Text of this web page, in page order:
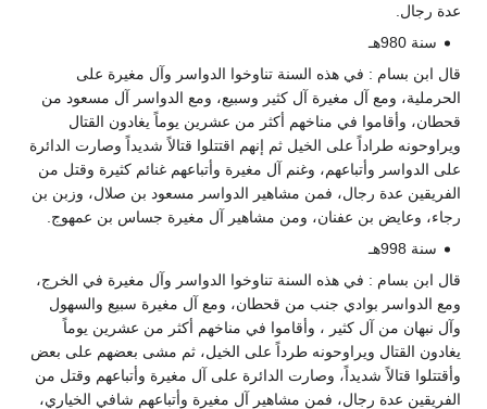
عدة رجال.
سنة 980هـ
قال ابن بسام : في هذه السنة تناوخوا الدواسر وآل مغيرة على
الحرملية، ومع آل مغيرة آل كثير وسبيع، ومع الدواسر آل مسعود من
قحطان، وأقاموا في مناخهم أكثر من عشرين يوماً يغادون القتال
ويراوحونه طراداً على الخيل ثم إنهم اقتتلوا قتالاً شديداً وصارت الدائرة
على الدواسر وأتباعهم، وغنم آل مغيرة وأتباعهم غنائم كثيرة وقتل من
الفريقين عدة رجال، فمن مشاهير الدواسر مسعود بن صلال، وزبن بن
رجاء، وعايض بن عفنان، ومن مشاهير آل مغيرة جساس بن عمهوج.
سنة 998هـ
قال ابن بسام : في هذه السنة تناوخوا الدواسر وآل مغيرة في الخرج،
ومع الدواسر بوادي جنب من قحطان، ومع آل مغيرة سبيع والسهول
وآل نبهان من آل كثير ، وأقاموا في مناخهم أكثر من عشرين يوماً
يغادون القتال ويراوحونه طرداً على الخيل، ثم مشى بعضهم على بعض
وأقتتلوا قتالاً شديداً، وصارت الدائرة على آل مغيرة وأتباعهم وقتل من
الفريقين عدة رجال، فمن مشاهير آل مغيرة وأتباعهم شافي الخياري،